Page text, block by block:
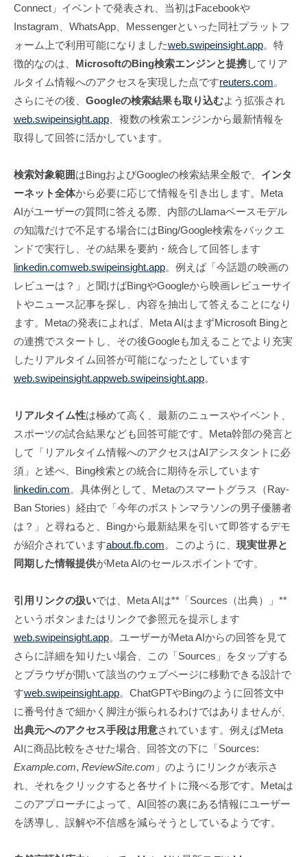
Connect」イベントで発表され、当初はFacebookや
Instagram、WhatsApp、Messengerといった同社プラットフ
ォーム上で利用可能になりましたweb.swipeinsight.app。特
徴的なのは、
MicrosoftのBing検索エンジンと提携してリア
ルタイム情報へのアクセスを実現した点ですreuters.com。
さらにその後、 Googleの検索結果も取り込むよう拡張され
web.swipeinsight.app、複数の検索エンジンから最新情報を
取得して回答に活かしています。
検索対象範囲はBingおよびGoogleの検索結果全般で、 インタ
ーネット全体から必要に応じて情報を引き出します。Meta
AIがユーザーの質問に答える際、内部のLlamaベースモデル
の知識だけで不足する場合にはBing/Google検索をバックエ
ンドで実行し、その結果を要約・統合して回答します
linkedin.comweb.swipeinsight.app。例えば「今話題の映画の
レビューは？」と聞けばBingやGoogleから映画レビューサイ
トやニュース記事を探し、内容を抽出して答えることになり
ます。Metaの発表によれば、Meta AIはまずMicrosoft Bingと
の連携でスタートし、その後Googleも加えることでより充実
したリアルタイム回答が可能になったとしています
web.swipeinsight.appweb.swipeinsight.app。
リアルタイム性は極めて高く、最新のニュースやイベント、
スポーツの試合結果なども回答可能です。Meta幹部の発言と
して「リアルタイム情報へのアクセスはAIアシスタントに必
須」と述べ、Bing検索との統合に期待を示しています
linkedin.com。具体例として、Metaのスマートグラス（Ray-
Ban Stories）経由で「今年のボストンマラソンの男子優勝者
は？」と尋ねると、Bingから最新結果を引いて即答するデモ
が紹介されていますabout.fb.com。このように、 現実世界と
同期した情報提供がMeta AIのセールスポイントです。
引用リンクの扱いでは、Meta AIは**「Sources（出典）」**
というボタンまたはリンクで参照元を提示します
web.swipeinsight.app。ユーザーがMeta AIからの回答を見て
さらに詳細を知りたい場合、この「Sources」をタップする
とブラウザが開いて該当のウェブページに移動できる設計で
すweb.swipeinsight.app。ChatGPTやBingのように回答文中
に番号付きで細かく脚注が振られるわけではありませんが、
出典元へのアクセス手段は用意されています。例えばMeta
AIに商品比較をさせた場合、回答文の下に「Sources:
Example.com, ReviewSite.com 」のようにリンクが表示さ
れ、それをクリックすると各サイトに飛べる形です。Metaは
このアプローチによって、AI回答の裏にある情報にユーザー
を誘導し、誤解や不信感を減らそうとしているようです。